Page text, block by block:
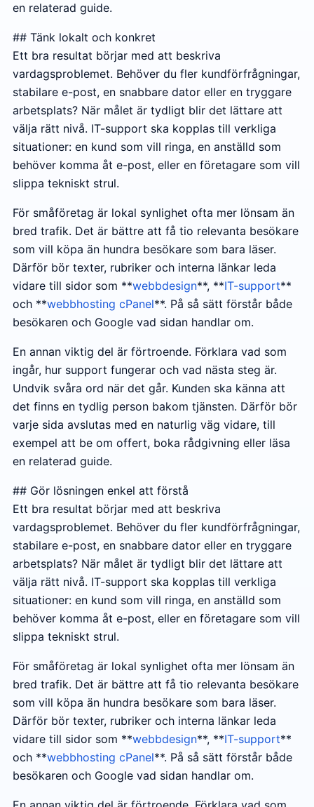
en relaterad guide.
## Tänk lokalt och konkret
Ett bra resultat börjar med att beskriva
vardagsproblemet. Behöver du fler kundförfrågningar,
stabilare e-post, en snabbare dator eller en tryggare
arbetsplats? När målet är tydligt blir det lättare att
välja rätt nivå. IT-support ska kopplas till verkliga
situationer: en kund som vill ringa, en anställd som
behöver komma åt e-post, eller en företagare som vill
slippa tekniskt strul.
För småföretag är lokal synlighet ofta mer lönsam än
bred trafik. Det är bättre att få tio relevanta besökare
som vill köpa än hundra besökare som bara läser.
Därför bör texter, rubriker och interna länkar leda
vidare till sidor som **webbdesign**, **IT-support**
och **webbhosting cPanel**. På så sätt förstår både
besökaren och Google vad sidan handlar om.
En annan viktig del är förtroende. Förklara vad som
ingår, hur support fungerar och vad nästa steg är.
Undvik svåra ord när det går. Kunden ska känna att
det finns en tydlig person bakom tjänsten. Därför bör
varje sida avslutas med en naturlig väg vidare, till
exempel att be om offert, boka rådgivning eller läsa
en relaterad guide.
## Gör lösningen enkel att förstå
Ett bra resultat börjar med att beskriva
vardagsproblemet. Behöver du fler kundförfrågningar,
stabilare e-post, en snabbare dator eller en tryggare
arbetsplats? När målet är tydligt blir det lättare att
välja rätt nivå. IT-support ska kopplas till verkliga
situationer: en kund som vill ringa, en anställd som
behöver komma åt e-post, eller en företagare som vill
slippa tekniskt strul.
För småföretag är lokal synlighet ofta mer lönsam än
bred trafik. Det är bättre att få tio relevanta besökare
som vill köpa än hundra besökare som bara läser.
Därför bör texter, rubriker och interna länkar leda
vidare till sidor som **webbdesign**, **IT-support**
och **webbhosting cPanel**. På så sätt förstår både
besökaren och Google vad sidan handlar om.